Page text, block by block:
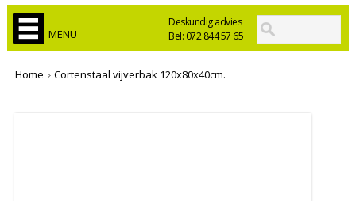
Deskundig advies
Bel: 072 844 57 65
MENU
Home Cortenstaal vijverbak 120x80x40cm.